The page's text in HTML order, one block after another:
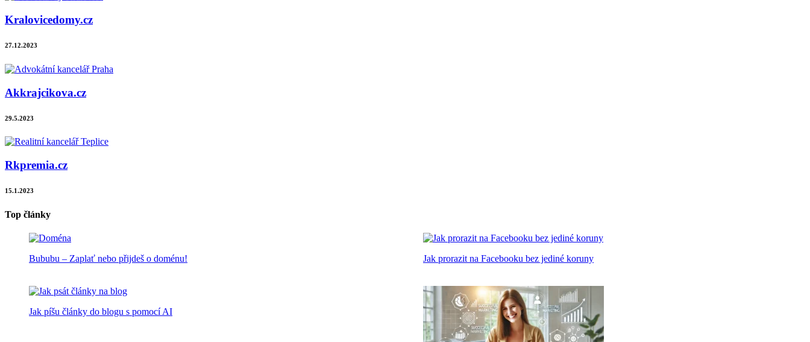
Kralovicedomy.cz
27.12.2023
Akkrajcikova.cz
29.5.2023
Rkpremia.cz
15.1.2023
Top články
Bububu – Zaplať nebo přijdeš o doménu! Jak prorazit na Facebooku bez jediné koruny
Jak píšu články do blogu s pomocí AI